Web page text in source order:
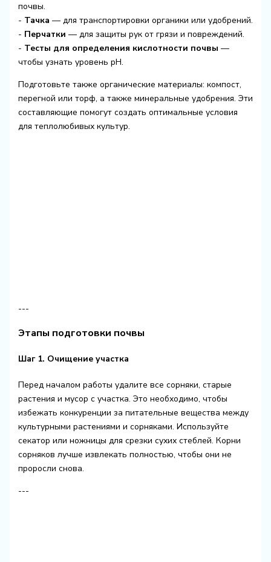
почвы.
- Тачка — для транспортировки органики или удобрений.
- Перчатки — для защиты рук от грязи и повреждений.
- Тесты для определения кислотности почвы —
чтобы узнать уровень pH.
Подготовьте также органические материалы: компост,
перегной или торф, а также минеральные удобрения. Эти
составляющие помогут создать оптимальные условия
для теплолюбивых культур.
---
Этапы подготовки почвы
Шаг 1. Очищение участка
Перед началом работы удалите все сорняки, старые
растения и мусор с участка. Это необходимо, чтобы
избежать конкуренции за питательные вещества между
культурными растениями и сорняками. Используйте
секатор или ножницы для срезки сухих стеблей. Корни
сорняков лучше извлекать полностью, чтобы они не
проросли снова.
---